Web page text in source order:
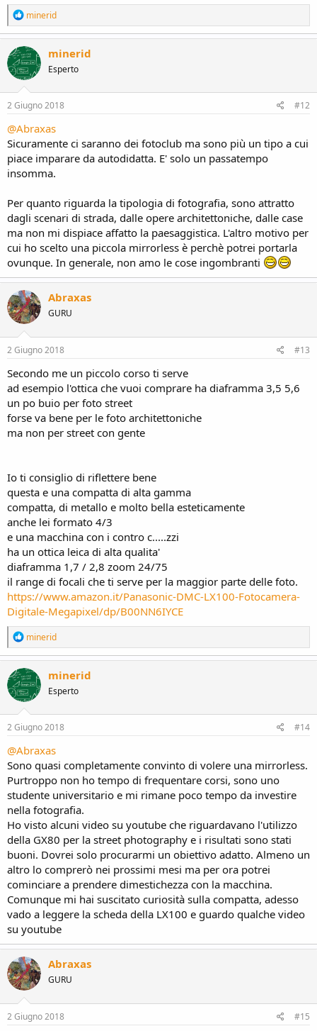
R
e
a
c
t
i
o
n
s
minerid
minerid
Esperto
2 Giugno 2018 #12
@Abraxas
Sicuramente ci saranno dei fotoclub ma sono più un tipo a cui
piace imparare da autodidatta. E' solo un passatempo
insomma.
Per quanto riguarda la tipologia di fotografia, sono attratto
dagli scenari di strada, dalle opere architettoniche, dalle case
ma non mi dispiace affatto la paesaggistica. L'altro motivo per
cui ho scelto una piccola mirrorless è perchè potrei portarla
ovunque. In generale, non amo le cose ingombranti
Abraxas
GURU
2 Giugno 2018 #13
Secondo me un piccolo corso ti serve
ad esempio l'ottica che vuoi comprare ha diaframma 3,5 5,6
un po buio per foto street
forse va bene per le foto architettoniche
ma non per street con gente
Io ti consiglio di riflettere bene
questa e una compatta di alta gamma
compatta, di metallo e molto bella esteticamente
anche lei formato 4/3
e una macchina con i contro c.....zzi
ha un ottica leica di alta qualita'
diaframma 1,7 / 2,8 zoom 24/75
il range di focali che ti serve per la maggior parte delle foto.
https://www.amazon.it/Panasonic-DMC-LX100-Fotocamera-
Digitale-Megapixel/dp/B00NN6IYCE
R
e
a
c
t
i
o
n
s
minerid
minerid
Esperto
2 Giugno 2018 #14
@Abraxas
Sono quasi completamente convinto di volere una mirrorless.
Purtroppo non ho tempo di frequentare corsi, sono uno
studente universitario e mi rimane poco tempo da investire
nella fotografia.
Ho visto alcuni video su youtube che riguardavano l'utilizzo
della GX80 per la street photography e i risultati sono stati
buoni. Dovrei solo procurarmi un obiettivo adatto. Almeno un
altro lo comprerò nei prossimi mesi ma per ora potrei
cominciare a prendere dimestichezza con la macchina.
Comunque mi hai suscitato curiosità sulla compatta, adesso
vado a leggere la scheda della LX100 e guardo qualche video
su youtube
Abraxas
GURU
2 Giugno 2018 #15